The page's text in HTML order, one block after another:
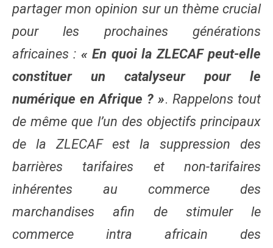
partager mon opinion sur un thème crucial
pour les prochaines générations
africaines : « En quoi la ZLECAF peut-elle
constituer un catalyseur pour le
numérique en Afrique ? ». Rappelons tout
de même que l’un des objectifs principaux
de la ZLECAF est la suppression des
barrières tarifaires et non-tarifaires
inhérentes au commerce des
marchandises afin de stimuler le
commerce intra africain des